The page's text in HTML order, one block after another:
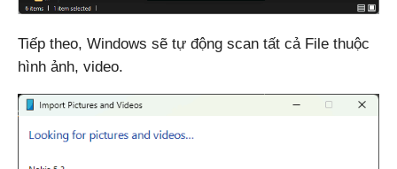
Tiếp theo, Windows sẽ tự động scan tất cả File thuộc
hình ảnh, video.